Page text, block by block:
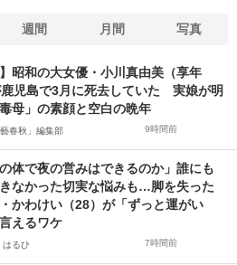
週間 月間 写真
】昭和の大女優・小川真由美（享年
児島で3月に死去していた 実娘が明
母」の素顔と空白の晩年
藝春秋」編集部 9時間前
の体で夜の営みはできるのか」誰にも
なかった切実な悩みも…脚を失った
かわけい（28）が「ずっと運がい
えるワケ
はるひ 7時間前